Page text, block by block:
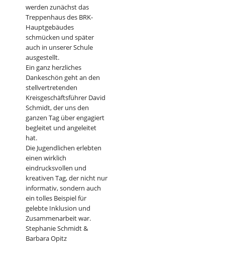
werden zunächst das
Treppenhaus des BRK-
Hauptgebäudes
schmücken und später
auch in unserer Schule
ausgestellt.
Ein ganz herzliches
Dankeschön geht an den
stellvertretenden
Kreisgeschäftsführer David
Schmidt, der uns den
ganzen Tag über engagiert
begleitet und angeleitet
hat.
Die Jugendlichen erlebten
einen wirklich
eindrucksvollen und
kreativen Tag, der nicht nur
informativ, sondern auch
ein tolles Beispiel für
gelebte Inklusion und
Zusammenarbeit war.
Stephanie Schmidt &
Barbara Opitz